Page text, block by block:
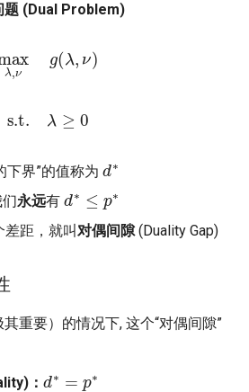
MobiCom21 Quasar
SIGCOMM21 SatNetLab
DC
CoNEXT25 NTN LEO
Arxiv26 Starlink with
Vehicle Mobility
SIGCOMM23 Teal
题 (Dual Problem)
max νg(λ ν)
s.t. λ≥ 0
下界”的值称为
d∗
永远有
d∗ ≤
∗
差距，就叫 对偶间隙(Duality Gap)
重要）的情况下, 这个“对偶间隙”
：
d∗ ∗